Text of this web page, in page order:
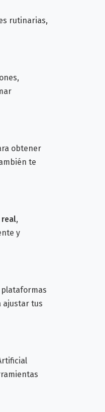
rutinarias,
obtener
te
real,
y
plataformas
ajustar tus